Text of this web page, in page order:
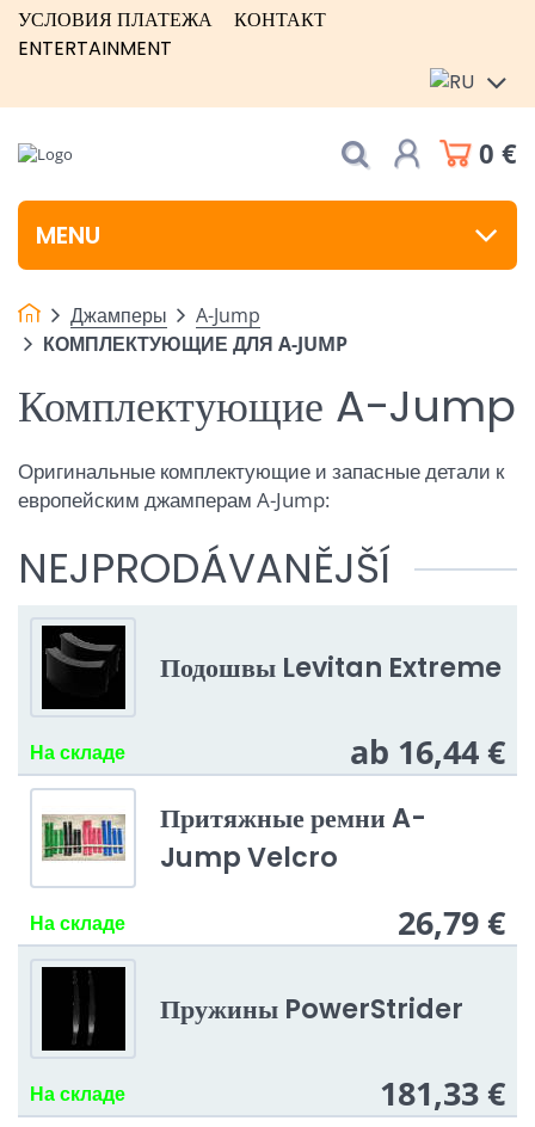
УСЛОВИЯ ПЛАТЕЖА
КОНТАКТ
ENTERTAINMENT
0 €
MENU
Джамперы
A-Jump
КОМПЛЕКТУЮЩИЕ ДЛЯ A-JUMP
Комплектующие A-Jump
Оригинальные комплектующие и запасные детали к
европейским джамперам A-Jump:
NEJPRODÁVANĚJŠÍ
Подошвы Levitan Extreme
На складе ab 16,44 €
Притяжные ремни A-
Jump Velcro
На складе 26,79 €
Пружины PowerStrider
На складе 181,33 €